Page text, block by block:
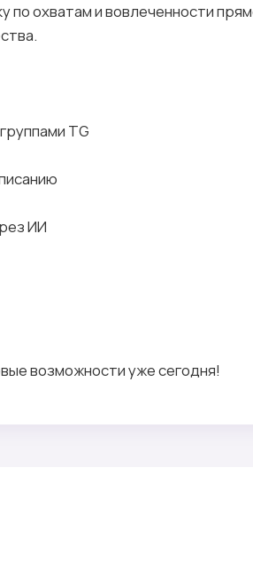
по охватам и вовлеченности
TG
ИИ
возможности уже сегодня!